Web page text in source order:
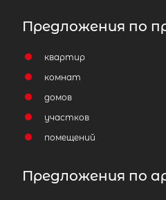
Предложения по
квартир
комнат
домов
участков
помещений
Предложения по